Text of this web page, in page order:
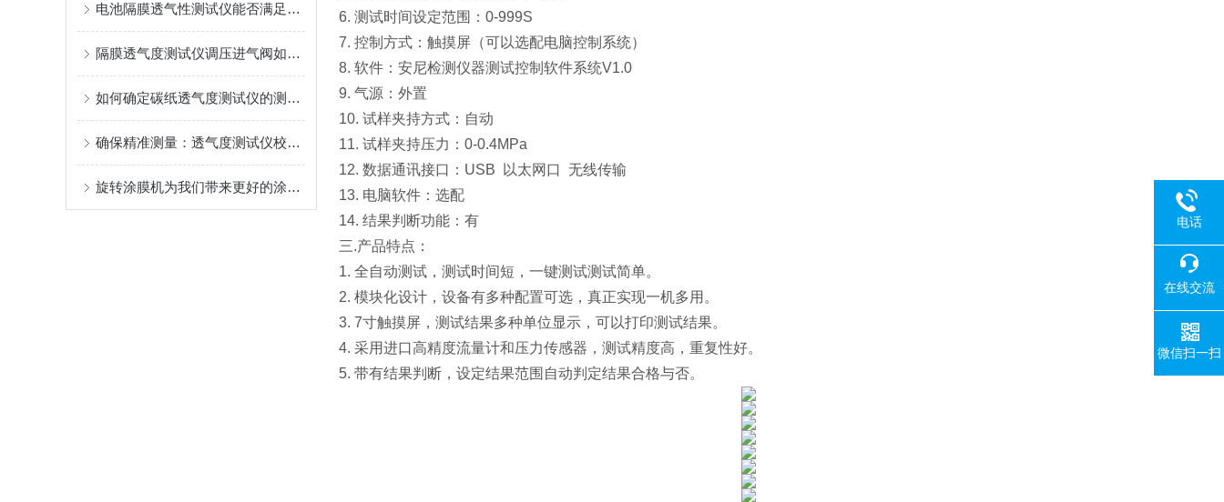
电池隔膜透气性测试仪能否满足新能源行业的特殊要求？
隔膜透气度测试仪调压进气阀如何精准调节？
如何确定碳纸透气度测试仪的测量范围？
确保精准测量：透气度测试仪校准规范解析
旋转涂膜机为我们带来更好的涂层体验
6. 测试时间设定范围：0-999S
7. 控制方式：触摸屏（可以选配电脑控制系统）
8. 软件：安尼检测仪器测试控制软件系统V1.0
9. 气源：外置
10. 试样夹持方式：自动
11. 试样夹持压力：0-0.4MPa
12. 数据通讯接口：USB 以太网口 无线传输
13. 电脑软件：选配
14. 结果判断功能：有
三.产品特点：
1. 全自动测试，测试时间短，一键测试测试简单。
2. 模块化设计，设备有多种配置可选，真正实现一机多用。
3. 7寸触摸屏，测试结果多种单位显示，可以打印测试结果。
4. 采用进口高精度流量计和压力传感器，测试精度高，重复性好。
5. 带有结果判断，设定结果范围自动判定结果合格与否。
电话
在线交流
微信扫一扫